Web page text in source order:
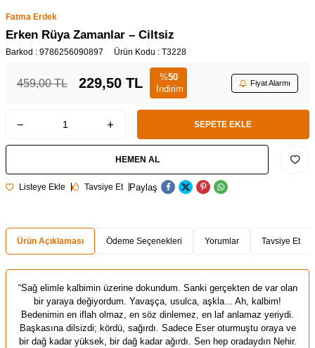
Fatma Erdek
Erken Rüya Zamanlar – Ciltsiz
Barkod : 9786256090897 Ürün Kodu : T3228
459,00TL 229,50 TL %50
İndirim
Fiyat Alarmı
SEPETE EKLE
HEMEN AL
Listeye Ekle Tavsiye Et Paylaş
Ürün Açıklaması Ödeme Seçenekleri Yorumlar Tavsiye Et
“Sağ elimle kalbimin üzerine dokundum. Sanki gerçekten de var olan
bir yaraya değiyordum. Yavaşça, usulca, aşkla... Ah, kalbim!
Bedenimin en iflah olmaz, en söz dinlemez, en laf anlamaz yeriydi.
Başkasına dilsizdi; kördü, sağırdı. Sadece Eser oturmuştu oraya ve
bir dağ kadar yüksek, bir dağ kadar ağırdı. Sen hep oradaydın Nehir.